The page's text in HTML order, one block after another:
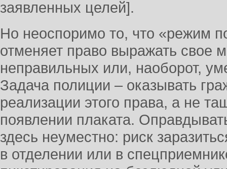
заявленных целей].
Но неоспоримо то, что «режим
отменяет право выражать свое
неправильных или, наоборот,
Задача полиции – оказывать
реализации этого права, а не
появлении плаката.
здесь неуместно: риск
в отделении или в